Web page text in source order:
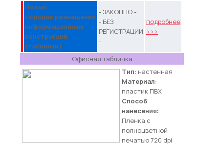
Новый
порядок размещения
информационных
конструкций
(таблички)
- ЗАКОННО -
- БЕЗ
РЕГИСТРАЦИИ
-
подробнее
>>>
Офисная табличка
Тип: настенная
Материал:
пластик ПВХ
Способ
нанесения:
Пленка с
полноцветной
печатью 720 dpi